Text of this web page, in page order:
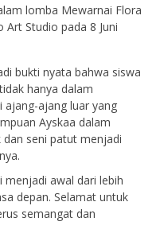
lomba Mewarnai Flora
Art Studio pada 8 Juni
bukti nyata bahwa siswa
hanya dalam
ajang-ajang luar yang
Ayskaa dalam
seni patut menjadi
menjadi awal dari lebih
depan. Selamat untuk
semangat dan